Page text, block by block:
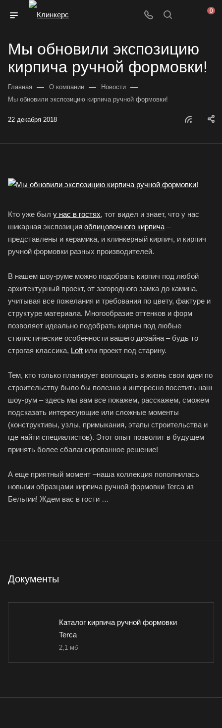
0
Мы обновили экспозицию
кирпича ручной формовки!
Главная — О компании — Новости —
Мы обновили экспозицию кирпича ручной формовки!
22 декабря 2018
Кто уже был у нас в гостях, тот видел и знает, что у нас
шикарная экспозиция облицовочного кирпича –
представлены и керамика, и клинкерный кирпич, и кирпич
ручной формовки разных производителей.
В нашем шоу-руме можно подобрать кирпич под любой
архитектурный проект, от загородного замка до камина,
учитывая все пожелания и требования по цвету, фактуре и
структуре материала. Многообразие оттенков и форм
позволяет идеально подобрать кирпич под любые
стилистические особенности вашего дизайна – будь то
строгая классика, Loft или проект под старину.
Тем, кто только планирует воплощать в жизнь свои идеи по
строительству было бы полезно и интересно посетить наш
шоу-рум – здесь мы вам все покажем, расскажем, сможем
подсказать интересующие или сложные моменты
(конструктивы, узлы, примыкания, этапы строительства и
где найти специалистов). Этот опыт позволит в будущем
принять более сбалансированное решение!
А еще приятный момент –наша коллекция пополнилась
новыми образцами кирпича ручной формовки Terca из
Бельгии! Ждем вас в гости …
Документы
Каталог кирпича ручной формовки
Terca
2,1 мб